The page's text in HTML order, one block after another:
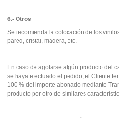
6.- Otros
Se recomienda la colocación de los
pared, cristal, madera, etc.
En caso de agotarse algún producto del
se haya efectuado el pedido, el Cliente
100 % del importe abonado mediante
producto por otro de similares